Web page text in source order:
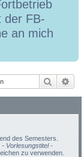
der FB-
an mich
Suche
des Semesters.
- Vorlesungstitel -
zu verwenden.